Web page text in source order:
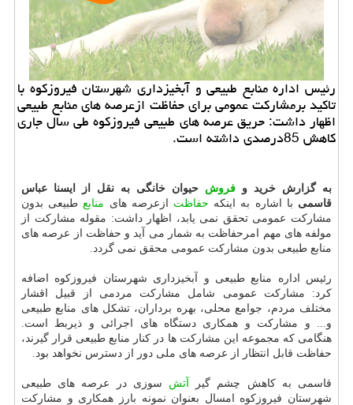
رئیس اداره منابع طبیعی و آبخیزداری شهرستان فیروزکوه با
تاکید برمشارکت عمومی برای حفاظت ازعرصه های منابع طبیعی
اظهار داشت: حریق عرصه های طبیعی فیروزکوه طی سال جاری
کاهش 85درصدی داشته است.
به گزارش خرید و فروش حیوان خانگی به نقل از ایسنا عباس
قاسمی با اشاره به اینکه حفاظت ازعرصه های منابع طبیعی بدون
مشارکت عمومی تحقق نمی یابد، اظهار داشت: مقوله مشارکت از
مولفه های مهم امرحفاظت به شمار می آید و حفاظت از عرصه های
منابع طبیعی بدون مشارکت عمومی محقق نمی گردد.
رئیس اداره منابع طبیعی و آبخیزداری شهرستان فیروزکوه اضافه
کرد: مشارکت عمومی شامل مشارکت مردمی از قبیل اقشار
مختلف مردم، جوامع محلی، بهره برداران، تشکل های منابع طبیعی
و... و مشارکت و همکاری دستگاه های اجرائی و ذیربط است.
هنگامی که مجموعه این مشارکت ها در کنار منابع طبیعی قرار گیرند،
حفاظت قابل انتظار از عرصه های ملی دور از دسترس نخواهد بود.
قاسمی به کاهش چشم گیر آتش سوزی در عرصه های طبیعی
شهرستان فیروزکوه امسال بعنوان نمونه بارز همکاری و مشارکت